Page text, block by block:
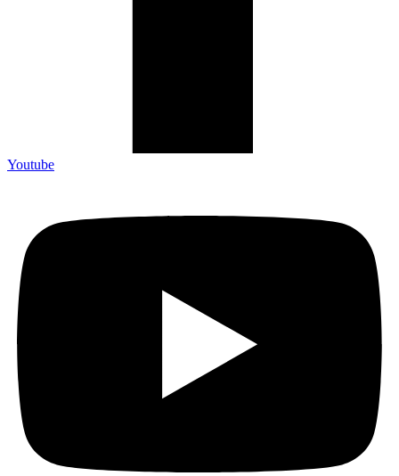
Youtube